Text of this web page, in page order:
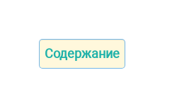
Содержание